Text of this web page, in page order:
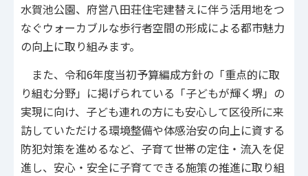
水賀池公園、府営八田荘住宅建替えに伴う活用地をつ
なぐウォーカブルな歩行者空間の形成による都市魅力
の向上に取り組みます。
また、令和6年度当初予算編成方針の「重点的に取
り組む分野」に掲げられている「子どもが輝く堺」の
実現に向け、子ども連れの方にも安心して区役所に来
訪していただける環境整備や体感治安の向上に資する
防犯対策を進めるなど、子育て世帯の定住・流入を促
進し、安心・安全に子育てできる施策の推進に取り組